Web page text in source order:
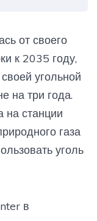
совсем не
желаемое за
без
и потому
Сегодня в
речи
от своего
к 2035 году,
угольной
на три года.
на станции
газа
уголь
в